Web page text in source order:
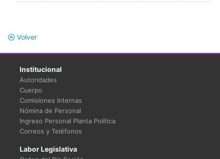
Volver
Institucional
Autoridades
Cuerpo
Comisiones Internas
Nómina de Personal
Ingreso Personal Planta Política
Correos y Teléfonos
Labor Legislativa